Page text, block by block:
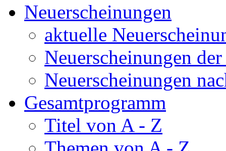
Neuerscheinungen
aktuelle
Neuerscheinungen
Neuerscheinungen
Gesamtprogramm
Titel von A - Z